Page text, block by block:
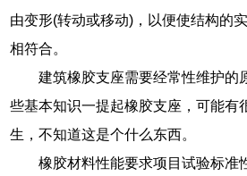
由变形(转动或移动)，以便使结构的
相符合。
建筑橡胶支座需要经常性维护的
些基本知识一提起橡胶支座，可能有
生，不知道这是个什么东西。
橡胶材料性能要求项目试验标准